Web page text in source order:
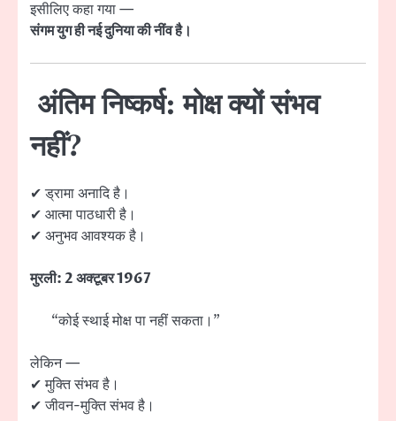
इसीलिए कहा गया —
संगम युग ही नई दुनिया की नींव है।
अंतिम निष्कर्ष: मोक्ष क्यों संभव
नहीं?
✔ ड्रामा अनादि है।
✔ आत्मा पाठधारी है।
✔ अनुभव आवश्यक है।
मुरली: 2 अक्टूबर 1967
“कोई स्थाई मोक्ष पा नहीं सकता।”
लेकिन —
✔ मुक्ति संभव है।
✔ जीवन-मुक्ति संभव है।